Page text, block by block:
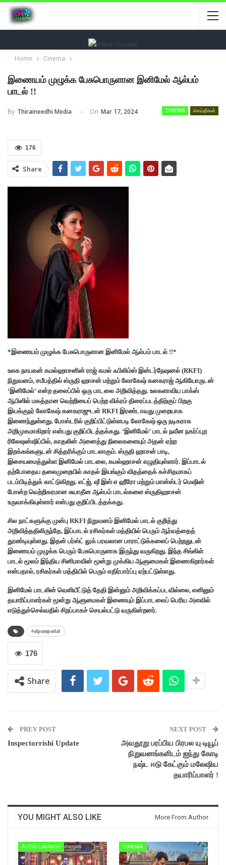
Home Cinema
இணையம் முழுக்க பேசுபொருளான இனிமேல் ஆல்பம்
பாடல் !!
CINEMA செய்திகள்
By Thiraineedhi Media On Mar 17, 2024
176
Share
*இணையம் முழுக்க பேசுபொருளான இனிமேல் ஆல்பம் பாடல் !!*
உலக நாயகன் கமல்ஹாசனின் ராஜ் கமல் ஃபிலிம்ஸ் இன்டர்நேஷனல் (RKFI)
நிறுவனம், சமீபத்தில் ஸ்ருதி ஹாசன் மற்றும் லோகேஷ் கனகராஜ் ஆகியோருடன்
‘இனிமேல்’ என்ற தலைப்பில் ஒரு பாடலை அறிவித்தது. உலகளாவிய பாக்ஸ்
ஆபிஸில் மகத்தான வெற்றியைப் பெற்ற விக்ரம் திரைப்படத்திற்குப் பிறகு
இயக்குநர் லோகேஷ் கனகராஜுடன் RKFI இரண்டாவது முறையாக
இணைந்துள்ளது. போஸ்டரில் குறிப்பிட்டுள்ளபடி லோகேஷ் ஒரு நடிகராக
அறிமுகமாகிறார் என்பது குறிப்பிடத்தக்கது. ‘இனிமேல்’ பாடல் நவீன நகர்ப்புற
ரிலேஷன்ஷிப்பில், காதலின் அனைத்து நிலைகளையும் அதன் ஏற்ற
இறக்கங்களுடன் சித்தரிக்கும் பாடலாகும். ஸ்ருதி ஹாசன் பாடி,
இசையமைத்துள்ள இனிமேல் பாடலை, கமல்ஹாசன் எழுதியுள்ளார். இப்பாடல்
தற்போதைய தலைமுறையில் காதல் இயங்கும் விதத்தைக் கச்சிதமாகப்
படம்பிடித்துக் காட்டுகிறது. எட்ஜ், ஷீ இஸ் எ ஹீரோ மற்றும் மான்ஸ்டர் மெஷின்
போன்ற வெற்றிகரமான சுயாதீன ஆல்பம் பாடல்களை ஸ்ருதிஹாசன்
உருவாக்கியுள்ளார் என்பது குறிப்பிடத்தக்கது.
சில நாட்களுக்கு முன்பு RKFI நிறுவனம் இனிமேல் பாடல் குறித்து
அறிவித்ததிலிருந்தே, இப்பாடல் ரசிகர்கள் மத்தியில் பெரும் ஆர்வத்தைத்
தூண்டியுள்ளது. இதன் பர்ஸ்ட் லுக் பரவலான பாராட்டுக்களைப் பெற்றதுடன்
இணையம் முழுக்க பெரும் பேசுபொருளாக இருந்து வருகிறது. இந்த சிங்கிள்
பாடல் மூலம் இந்திய சினிமாவின் மூன்று முக்கிய ஆளுமைகள் இணைகிறார்கள்
என்பதால், ரசிகர்கள் மத்தியில் பெரும் எதிர்பார்ப்பு ஏற்பட்டுள்ளது.
இனிமேல் பாடலின் வெளியீட்டுத் தேதி இன்னும் அறிவிக்கப்படவில்லை, எனினும்
தயாரிப்பாளர்கள் மூன்று ஆளுமைகள் இணையும் இப்பாடலைப் பெரிய அளவில்
எடுத்துச்செல்வதில் சிறப்பாகச் செயல்பட்டு வருகின்றனர்.
#alpampadal
176
Share
PREV POST
Inspectorrishi Update
NEXT POST
அவதூறு பரப்பிய பிரபல யு-டியூப்
நிறுவனங்களிடம் ஐந்து கோடி
நஷ்ட ஈடு கேட்கும் மலேஷிய
தயாரிப்பாளர் !
YOU MIGHT ALSO LIKE More From Author
AUDIO LAUNCH CINEMA